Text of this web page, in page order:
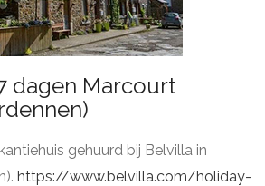
dagen Marcourt
gehuurd bij Belvilla in
https://www.belvilla.com/holiday-